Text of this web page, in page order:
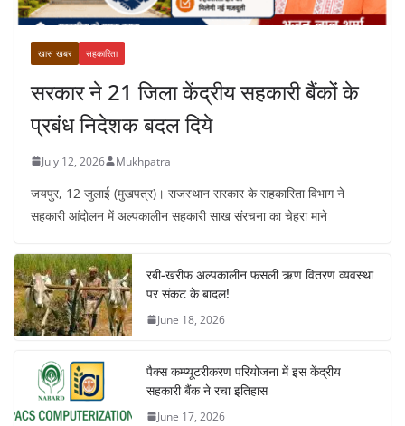
खास खबर सहकारिता
सरकार ने 21 जिला केंद्रीय सहकारी बैंकों के
प्रबंध निदेशक बदल दिये
July 12, 2026 Mukhpatra
जयपुर, 12 जुलाई (मुखपत्र)। राजस्थान सरकार के सहकारिता विभाग ने
सहकारी आंदोलन में अल्पकालीन सहकारी साख संरचना का चेहरा माने
रबी-खरीफ अल्पकालीन फसली ऋण वितरण व्यवस्था
पर संकट के बादल!
June 18, 2026
पैक्स कम्प्यूटरीकरण परियोजना में इस केंद्रीय
सहकारी बैंक ने रचा इतिहास
June 17, 2026